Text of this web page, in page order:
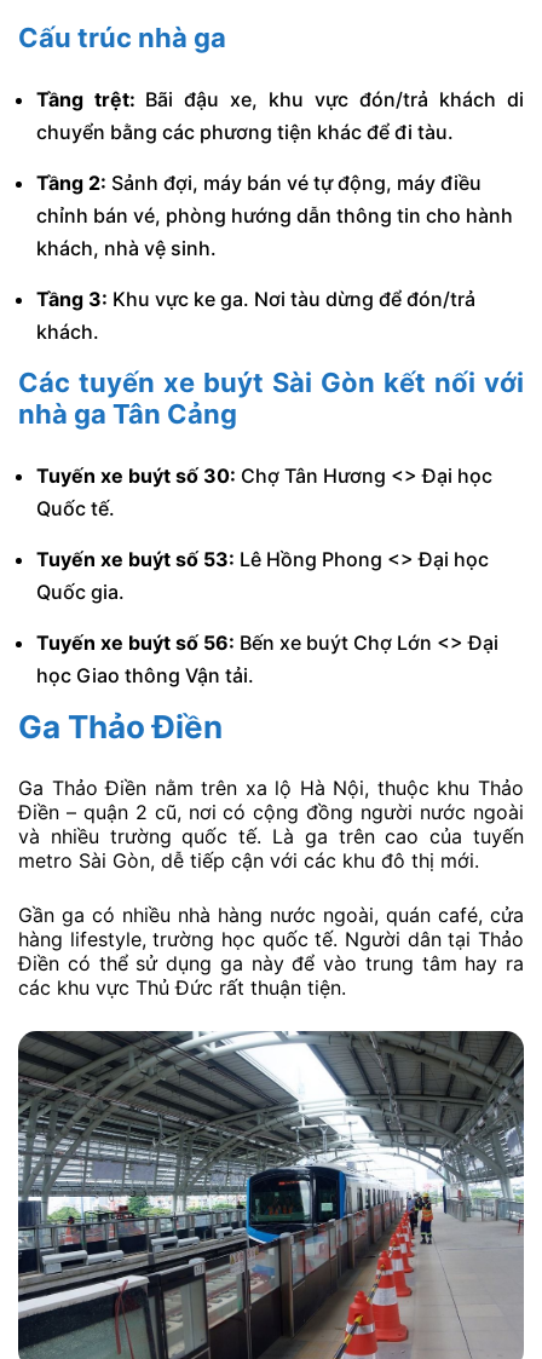
Cấu trúc nhà ga
Tầng trệt: Bãi đậu xe, khu vực đón/trả khách di
chuyển bằng các phương tiện khác để đi tàu.
Tầng 2: Sảnh đợi, máy bán vé tự động, máy điều
chỉnh bán vé, phòng hướng dẫn thông tin cho hành
khách, nhà vệ sinh.
Tầng 3: Khu vực ke ga. Nơi tàu dừng để đón/trả
khách.
Các tuyến xe buýt Sài Gòn kết nối với
nhà ga Tân Cảng
Tuyến xe buýt số 30: Chợ Tân Hương <> Đại học
Quốc tế.
Tuyến xe buýt số 53: Lê Hồng Phong <> Đại học
Quốc gia.
Tuyến xe buýt số 56: Bến xe buýt Chợ Lớn <> Đại
học Giao thông Vận tải.
Ga Thảo Điền
Ga Thảo Điền nằm trên xa lộ Hà Nội, thuộc khu Thảo
Điền – quận 2 cũ, nơi có cộng đồng người nước ngoài
và nhiều trường quốc tế. Là ga trên cao của tuyến
metro Sài Gòn, dễ tiếp cận với các khu đô thị mới.
Gần ga có nhiều nhà hàng nước ngoài, quán café, cửa
hàng lifestyle, trường học quốc tế. Người dân tại Thảo
Điền có thể sử dụng ga này để vào trung tâm hay ra
các khu vực Thủ Đức rất thuận tiện.